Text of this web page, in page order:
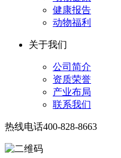
健康报告
动物福利
关于我们
公司简介
资质荣誉
产业布局
联系我们
热线电话400-828-8663